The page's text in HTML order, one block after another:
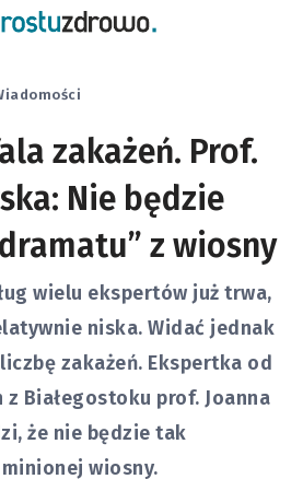
zakażeń. Prof.
Nie będzie
z wiosny
wielu ekspertów już trwa,
niska. Widać jednak
zakażeń. Ekspertka od
z Białegostoku prof. Joanna
że nie będzie tak
wiosny.